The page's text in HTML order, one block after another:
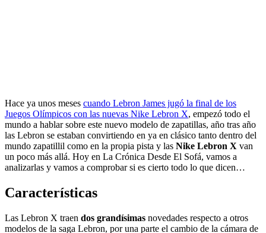
Hace ya unos meses cuando Lebron James jugó la final de los
Juegos Olímpicos con las nuevas Nike Lebron X, empezó todo el
mundo a hablar sobre este nuevo modelo de zapatillas, año tras año
las Lebron se estaban convirtiendo en ya en clásico tanto dentro del
mundo zapatillil como en la propia pista y las Nike Lebron X van
un poco más allá. Hoy en La Crónica Desde El Sofá, vamos a
analizarlas y vamos a comprobar si es cierto todo lo que dicen…
Características
Las Lebron X traen dos grandísimas novedades respecto a otros
modelos de la saga Lebron, por una parte el cambio de la cámara de